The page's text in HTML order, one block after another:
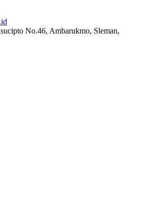
No.46, Ambarukmo, Sleman,